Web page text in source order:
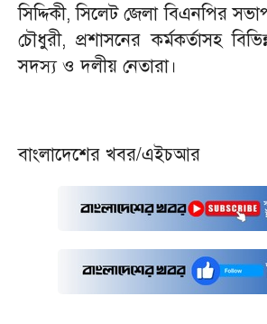
সিদ্দিকী, সিলেট জেলা বিএনপির
চৌধুরী, প্রশাসনের কর্মকর্তাসহ
সদস্য ও দলীয় নেতারা।
বাংলাদেশের খবর/এইচআর